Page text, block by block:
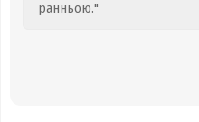
ранньою."